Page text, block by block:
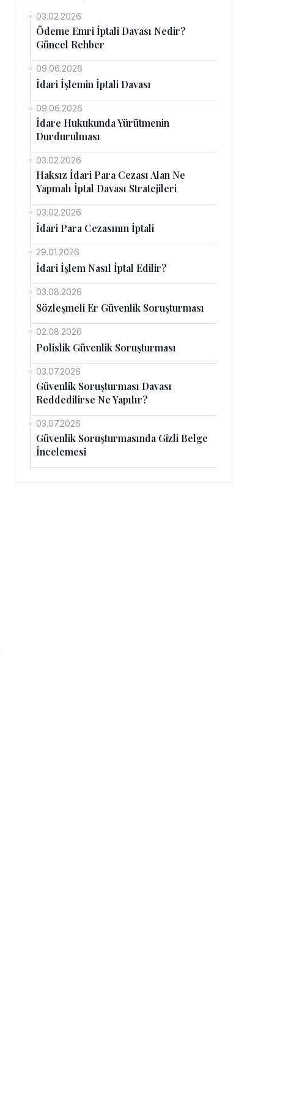
03.02.2026
Ödeme Emri İptali Davası Nedir?
Güncel Rehber
09.06.2026
İdari İşlemin İptali Davası
09.06.2026
İdare Hukukunda Yürütmenin
Durdurulması
03.02.2026
Haksız İdari Para Cezası Alan Ne
Yapmalı İptal Davası Stratejileri
03.02.2026
İdari Para Cezasının İptali
29.01.2026
İdari İşlem Nasıl İptal Edilir?
03.08.2026
Sözleşmeli Er Güvenlik Soruşturması
02.08.2026
Polislik Güvenlik Soruşturması
03.07.2026
Güvenlik Soruşturması Davası
Reddedilirse Ne Yapılır?
03.07.2026
Güvenlik Soruşturmasında Gizli Belge
İncelemesi